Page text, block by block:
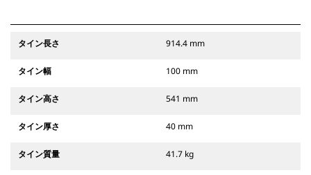
タイン長さ 914.4 mm
タイン幅 100 mm
タイン高さ 541 mm
タイン厚さ 40 mm
タイン質量 41.7 kg